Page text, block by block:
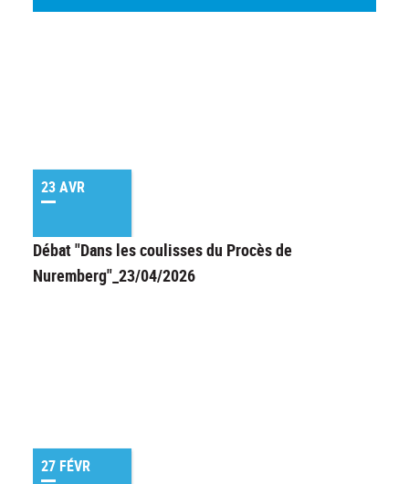
23 AVR
Débat "Dans les coulisses du Procès de
Nuremberg"_23/04/2026
27 FÉVR